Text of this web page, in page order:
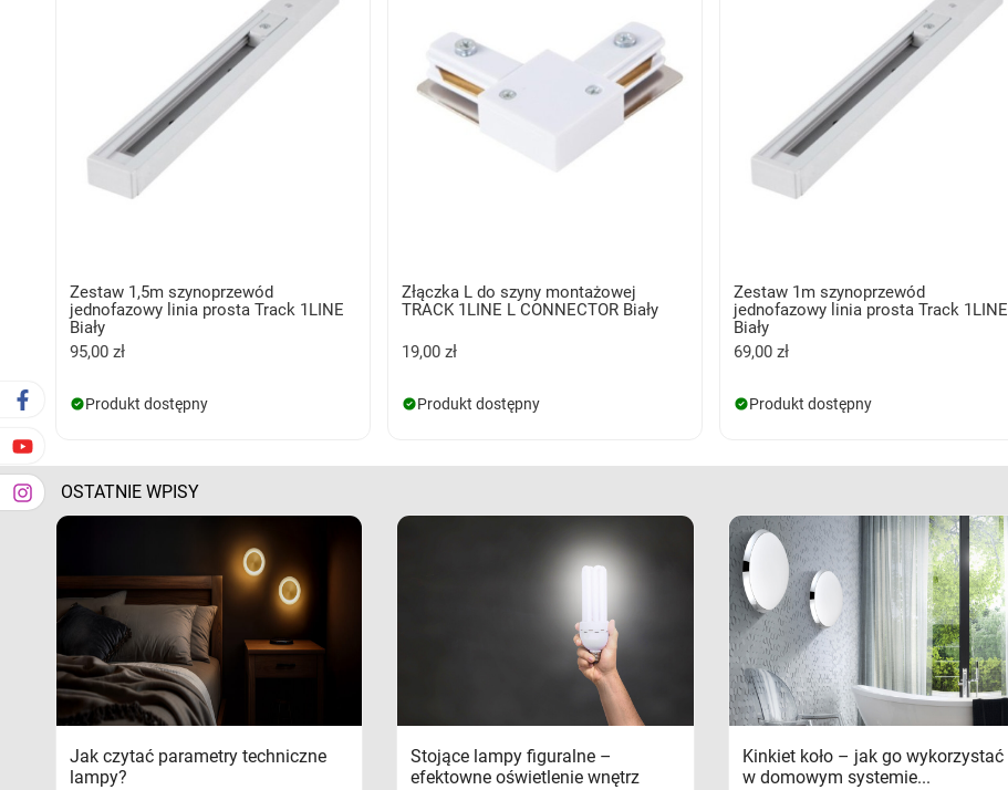
Zestaw 1,5m szynoprzewód
jednofazowy linia prosta Track 1LINE
Biały
95,00 zł
Produkt dostępny
Złączka L do szyny montażowej
TRACK 1LINE L CONNECTOR Biały
19,00 zł
Produkt dostępny
Zestaw 1m szynoprzewód
jednofazowy linia prosta Track 1LINE
Biały
69,00 zł
Produkt dostępny
OSTATNIE WPISY
Jak czytać parametry techniczne
lampy?
Stojące lampy figuralne –
efektowne oświetlenie wnętrz
Kinkiet koło – jak go wykorzystać
w domowym systemie...